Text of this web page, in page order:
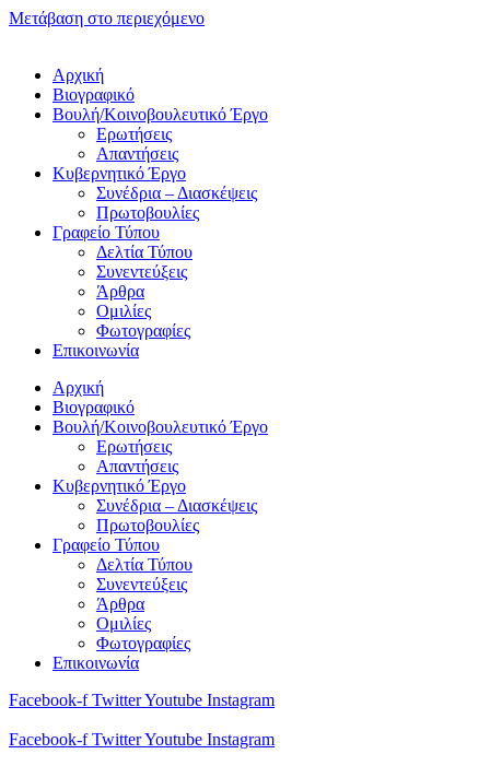
Μετάβαση στο περιεχόμενο
Αρχική
Βιογραφικό
Βουλή/Κοινοβουλευτικό Έργο
Ερωτήσεις
Απαντήσεις
Κυβερνητικό Έργο
Συνέδρια – Διασκέψεις
Πρωτοβουλίες
Γραφείο Τύπου
Δελτία Τύπου
Συνεντεύξεις
Άρθρα
Ομιλίες
Φωτογραφίες
Επικοινωνία
Αρχική
Βιογραφικό
Βουλή/Κοινοβουλευτικό Έργο
Ερωτήσεις
Απαντήσεις
Κυβερνητικό Έργο
Συνέδρια – Διασκέψεις
Πρωτοβουλίες
Γραφείο Τύπου
Δελτία Τύπου
Συνεντεύξεις
Άρθρα
Ομιλίες
Φωτογραφίες
Επικοινωνία
Facebook-f TwitterYoutube Instagram
Facebook-f TwitterYoutube Instagram